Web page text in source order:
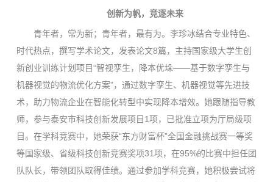
创新为帆，竞逐未来
青年者，常为新；青年者，最有为。李珍冰结合专业特色、
时代热点，撰写学术论文，发表论文8篇，主持国家级大学生创
新创业训练计划项目“智视孪生，降本优垛——基于数字孪生与
机器视觉的物流优化方案”，通过数字孪生、机器视觉等先进技
术，助力物流企业在智能化转型中实现降本增效。她跟随指导教
师，参与泰安市科技创新发展项目1项，已批准立项为厅局级项
目。在学科竞赛中，她荣获“东方财富杯”全国金融挑战赛一等奖
等国家级、省级科技创新竞赛奖项31项，在95%的比赛中担任团
队队长，带领团队取得佳绩。通过参加学科竞赛，她积极尝试将